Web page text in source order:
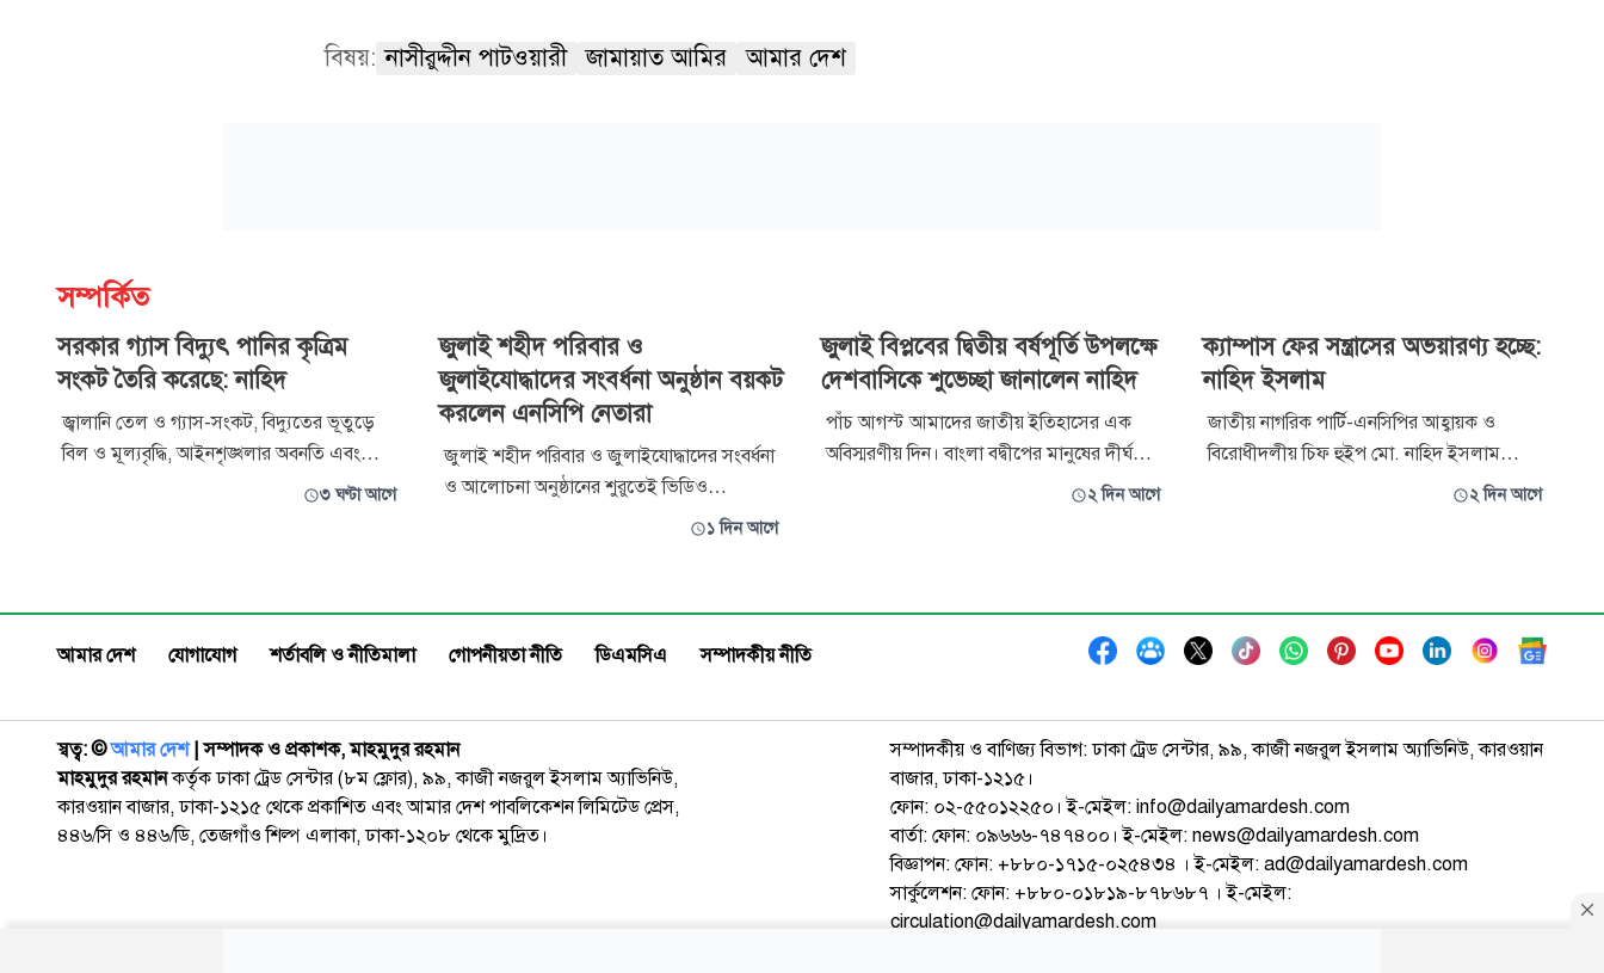
বিষয়: নাসীরুদ্দীন পাটওয়ারী জামায়াত আমির আমার দেশ
সম্পর্কিত
সরকার গ্যাস বিদ্যুৎ পানির কৃত্রিম
সংকট তৈরি করেছে: নাহিদ
জ্বালানি তেল ও গ্যাস-সংকট, বিদ্যুতের ভূতুড়ে
বিল ও মূল্যবৃদ্ধি, আইনশৃঙ্খলার অবনতি এবং
নিত্যপ্রয়োজনীয় দ্রব্যমূল্যের লাগামহীন ঊর্ধ্বগতির
১১ দলীয় ঐক্যের নেতাকর্মীরা।
৩ ঘণ্টা আগে
জুলাই শহীদ পরিবার ও
জুলাইযোদ্ধাদের সংবর্ধনা অনুষ্ঠান বয়কট
করলেন এনসিপি নেতারা
জুলাই শহীদ পরিবার ও জুলাইযোদ্ধাদের সংবর্ধনা
ও আলোচনা অনুষ্ঠানের শুরুতেই ভিডিও
ডকুমেন্টারি প্রদর্শনকে কেন্দ্র করে হট্টগোলের
রাজধানীর শেরেবাংলা নগরের চীন মৈত্রী সম্মেলন
কেন্দ্রে পবিত্র কোরআন তেলাওয়াতের মাধ্য
১ দিন আগে
জুলাই বিপ্লবের দ্বিতীয় বর্ষপূর্তি উপলক্ষে
দেশবাসিকে শুভেচ্ছা জানালেন নাহিদ
পাঁচ আগস্ট আমাদের জাতীয় ইতিহাসের এক
অবিস্মরণীয় দিন। বাংলা বদ্বীপের মানুষের দীর্ঘ
সংগ্রাম, আত্মত্যাগ, গৌরব ও বিজয়ের
ওঠে। তিতুমীরের বাঁশের কেল্লা, হাজি শরীয়ত
২ দিন আগে
ক্যাম্পাস ফের সন্ত্রাসের অভয়ারণ্য হচ্ছে:
নাহিদ ইসলাম
জাতীয় নাগরিক পার্টি-এনসিপির আহ্বায়ক ও
বিরোধীদলীয় চিফ হুইপ মো. নাহিদ ইসলাম
বলেছেন, শিক্ষাপ্রতিষ্ঠানগুলোকে আবারও সন্ত্রাসের
বিশ্ববিদ্যালয়ের ছাত্রসংসদ প্রতিনিধি,
২ দিন আগে
আমার দেশ যোগাযোগ শর্তাবলি ও নীতিমালা গোপনীয়তা নীতি ডিএমসিএ সম্পাদকীয় নীতি
স্বত্ব: ©️আমার দেশ| সম্পাদক ও প্রকাশক, মাহমুদুর রহমান
মাহমুদুর রহমানকর্তৃক ঢাকা ট্রেড সেন্টার (৮ম ফ্লোর), ৯৯, কাজী নজরুল ইসলাম অ্যাভিনিউ,
কারওয়ান বাজার, ঢাকা-১২১৫ থেকে প্রকাশিত এবং আমার দেশ পাবলিকেশন লিমিটেড প্রেস,
৪৪৬/সি ও ৪৪৬/ডি, তেজগাঁও শিল্প এলাকা, ঢাকা-১২০৮ থেকে মুদ্রিত।
সম্পাদকীয় ও বাণিজ্য বিভাগ: ঢাকা ট্রেড সেন্টার, ৯৯, কাজী নজরুল ইসলাম অ্যাভিনিউ, কারওয়ান
বাজার, ঢাকা-১২১৫।
ফোন: ০২-৫৫০১২২৫০। ই-মেইল: info@dailyamardesh.com
বার্তা: ফোন: ০৯৬৬৬-৭৪৭৪০০। ই-মেইল: news@dailyamardesh.com
বিজ্ঞাপন: ফোন: +৮৮০-১৭১৫-০২৫৪৩৪ । ই-মেইল: ad@dailyamardesh.com
সার্কুলেশন: ফোন: +৮৮০-০১৮১৯-৮৭৮৬৮৭ । ই-মেইল:
circulation@dailyamardesh.com